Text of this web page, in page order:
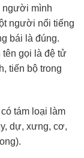
người mình
người nổi tiếng
bái là đúng.
tên gọi là đệ tử
tiến bộ trong
tám loại làm
dự, xưng, cơ,